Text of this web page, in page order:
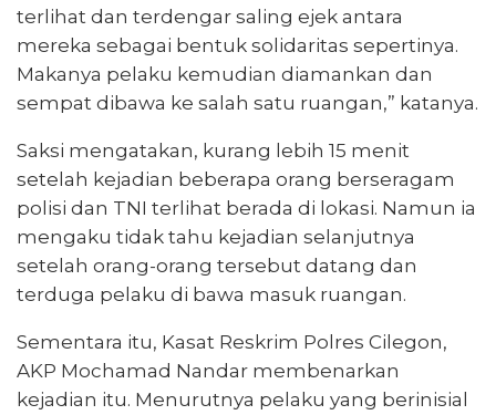
terlihat dan terdengar saling ejek antara
mereka sebagai bentuk solidaritas sepertinya.
Makanya pelaku kemudian diamankan dan
sempat dibawa ke salah satu ruangan,” katanya.
Saksi mengatakan, kurang lebih 15 menit
setelah kejadian beberapa orang berseragam
polisi dan TNI terlihat berada di lokasi. Namun ia
mengaku tidak tahu kejadian selanjutnya
setelah orang-orang tersebut datang dan
terduga pelaku di bawa masuk ruangan.
Sementara itu, Kasat Reskrim Polres Cilegon,
AKP Mochamad Nandar membenarkan
kejadian itu. Menurutnya pelaku yang berinisial